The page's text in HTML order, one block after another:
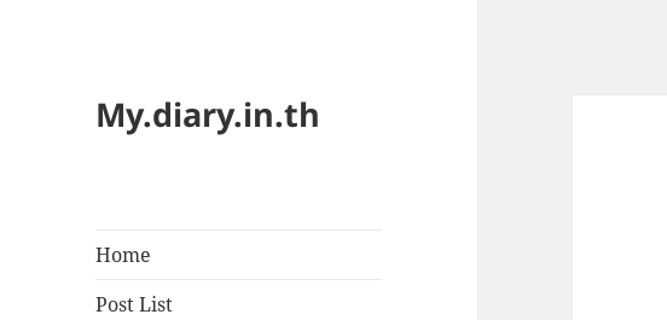
My.diary.in.th
Home
Post List